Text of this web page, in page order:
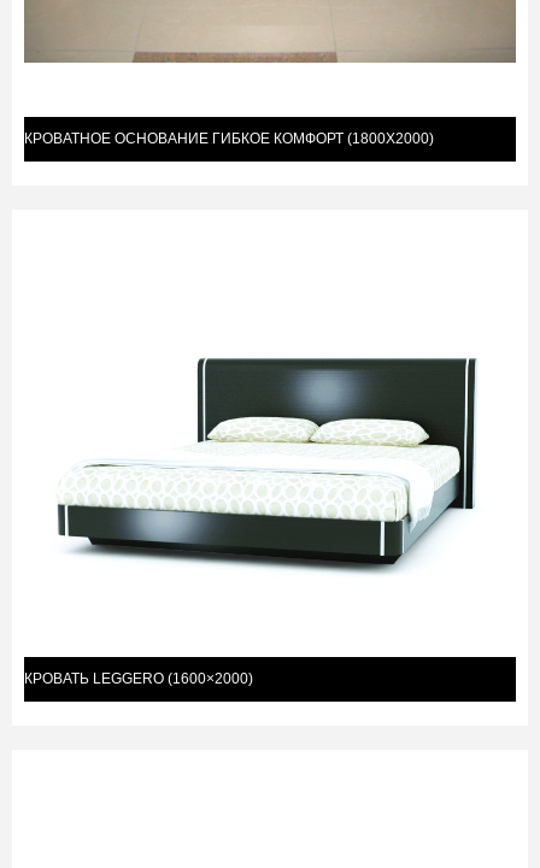
КРОВАТНОЕ ОСНОВАНИЕ ГИБКОЕ КОМФОРТ (1800Х2000)
КРОВАТЬ LEGGERO (1600×2000)